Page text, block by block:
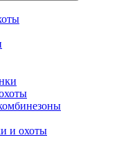
и охоты